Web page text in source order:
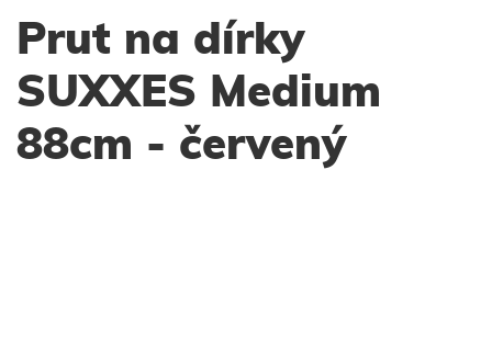
Prut na dírky
SUXXES Medium
88cm - červený